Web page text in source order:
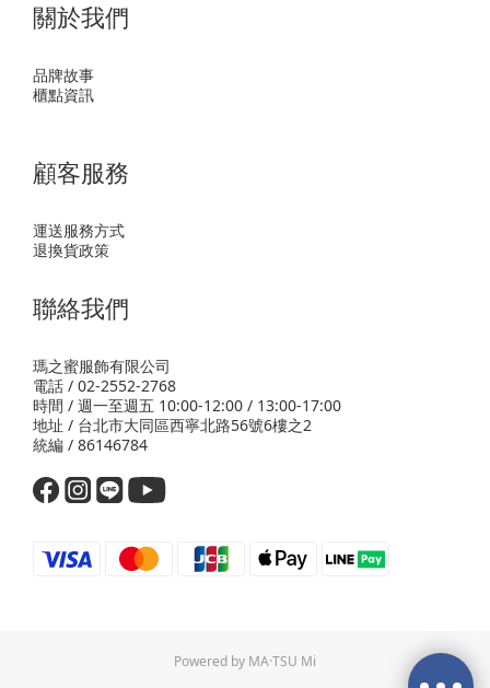
關於我們
品牌故事
櫃點資訊
顧客服務
運送服務方式
退換貨政策
聯絡我們
瑪之蜜服飾有限公司
電話 / 02-2552-2768
時間 / 週一至週五 10:00-12:00 / 13:00-17:00
地址 / 台北市大同區西寧北路56號6樓之2
統編 / 86146784
Powered by MA·TSU Mi